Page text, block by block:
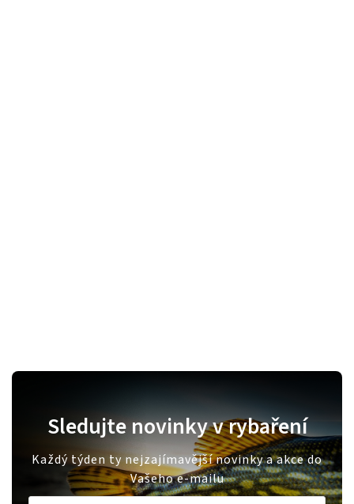
Sledujte novinky v rybaření
Každý týden ty nejzajímavější novinky a akce do
Vašeho e-mailu